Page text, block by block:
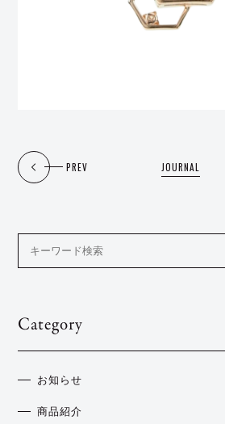
PREV JOURNAL
Category
お知らせ
商品紹介